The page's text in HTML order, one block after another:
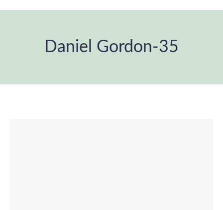
Daniel Gordon-35